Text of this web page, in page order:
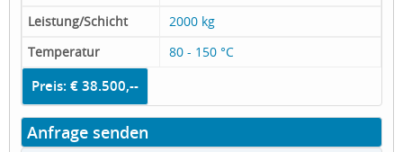
Leistung/Schicht
2000 kg
Temperatur
80 - 150 °C
Preis: € 38.500,--
Anfrage senden